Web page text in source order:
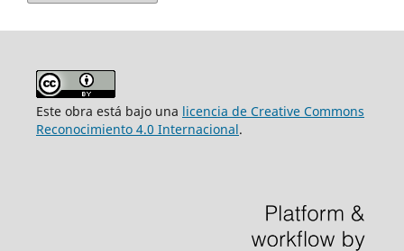
Este obra está bajo una licencia de Creative Commons
Reconocimiento 4.0 Internacional.